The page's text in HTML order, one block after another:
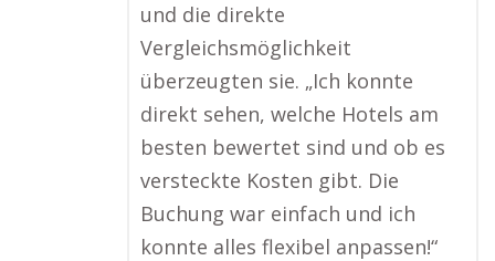
und die direkte
Vergleichsmöglichkeit
überzeugten sie. „Ich konnte
direkt sehen, welche Hotels am
besten bewertet sind und ob es
versteckte Kosten gibt. Die
Buchung war einfach und ich
konnte alles flexibel anpassen!“